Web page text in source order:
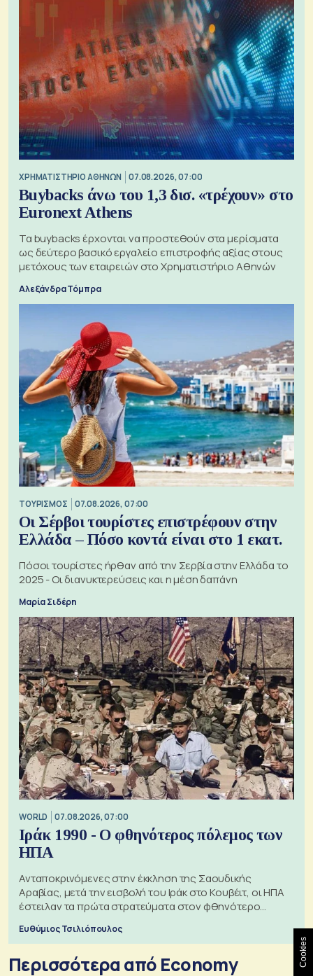
XΡΗΜΑΤΙΣΤΗΡΙΟ ΑΘΗΝΩΝ 07.08.2026, 07:00
Buybacks άνω του 1,3 δισ. «τρέχουν» στο
Euronext Athens
Τα buybacks έρχονται να προστεθούν στα μερίσματα
ως δεύτερο βασικό εργαλείο επιστροφής αξίας στους
μετόχους των εταιρειών στο Χρηματιστήριο Αθηνών
Αλεξάνδρα Τόμπρα
ΤΟΥΡΙΣΜΟΣ 07.08.2026, 07:00
Οι Σέρβοι τουρίστες επιστρέφουν στην
Ελλάδα – Πόσο κοντά είναι στο 1 εκατ.
Πόσοι τουρίστες ήρθαν από την Σερβία στην Ελλάδα το
2025 - Οι διανυκτερεύσεις και η μέση δαπάνη
Μαρία Σιδέρη
WORLD 07.08.2026, 07:00
Ιράκ 1990 - Ο φθηνότερος πόλεμος των
ΗΠΑ
Ανταποκρινόμενες στην έκκληση της Σαουδικής
Αραβίας, μετά την εισβολή του Ιράκ στο Κουβέιτ, οι ΗΠΑ
έστειλαν τα πρώτα στρατεύματα στον φθηνότερο
Ευθύμιος Τσιλιόπουλος
Περισσότερα από Economy Cookies